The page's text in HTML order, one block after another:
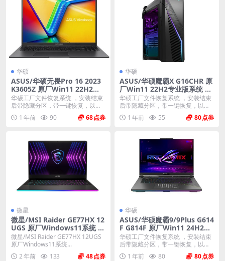
华硕
ASUS/华硕无畏Pro 16 2023
K3605Z 原厂Win11 22H2专
业版系统 工厂文件 带ASUS R
ecovery恢复
华硕工厂文件恢复系统 ，安装结束
后带隐藏分区，带一键恢复，以及
机器所有的驱动和软...
1 年前 90 68
华硕
ASUS/华硕魔霸X G16CHR 原
厂Win11 22H2专业版系统 工
厂文件 带ASUS Recovery恢
复
华硕工厂文件恢复系统 ，安装结束
后带隐藏分区，带一键恢复，以及
机器所有的驱动和软...
1 年前 55 80
微星
微星/MSI Raider GE77HX 12
UGS 原厂Windows11系统 o
em系统 不带一键恢复
微星/MSI Raider GE77HX 12UGS
原厂Windows11系统...
2 年前
133 48
华硕
ASUS/华硕魔霸9/9Plus G614
F G814F 原厂Win11 24H2专
业版系统 工厂文件 带ASUS R
ecovery恢复
华硕工厂文件恢复系统 ，安装结束
后带隐藏分区，带一键恢复，以及
机器所有的驱动和软...
1 年前 80 80